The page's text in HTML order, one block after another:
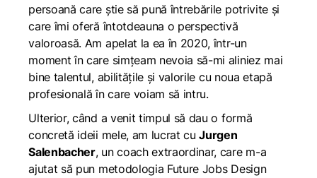
persoană care știe să pună întrebările potrivite și
care îmi oferă întotdeauna o perspectivă
valoroasă. Am apelat la ea în 2020, într-un
moment în care simțeam nevoia să-mi aliniez mai
bine talentul, abilitățile și valorile cu noua etapă
profesională în care voiam să intru.
Ulterior, când a venit timpul să dau o formă
concretă ideii mele, am lucrat cuJurgen
Salenbacher, un coach extraordinar, care m-a
ajutat să pun metodologia Future Jobs Design